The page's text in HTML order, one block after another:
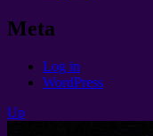
Meta
Log in
WordPress
Up